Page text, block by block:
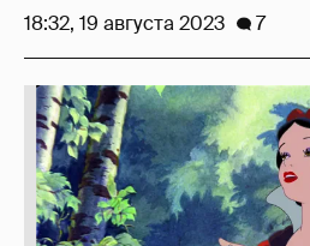
18:32, 19 августа 2023 7